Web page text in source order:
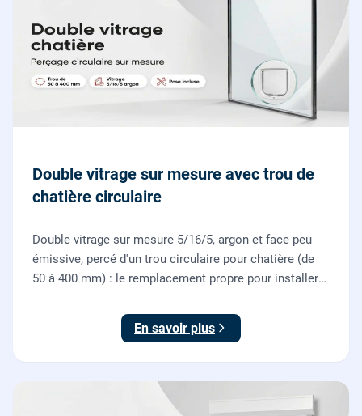
Double vitrage sur mesure avec trou de
chatière circulaire
Double vitrage sur mesure 5/16/5, argon et face peu
émissive, percé d'un trou circulaire pour chatière (de
50 à 400 mm) : le remplacement propre pour installer
En savoir plus